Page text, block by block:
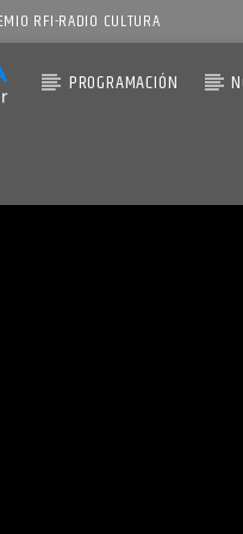
RFI-RADIO CULTURA
PROGRAMACIÓN